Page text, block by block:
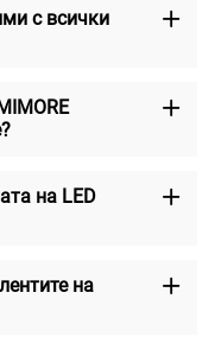
с всички
на LED
на